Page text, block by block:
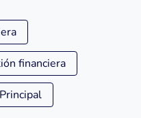
financiera
Principal